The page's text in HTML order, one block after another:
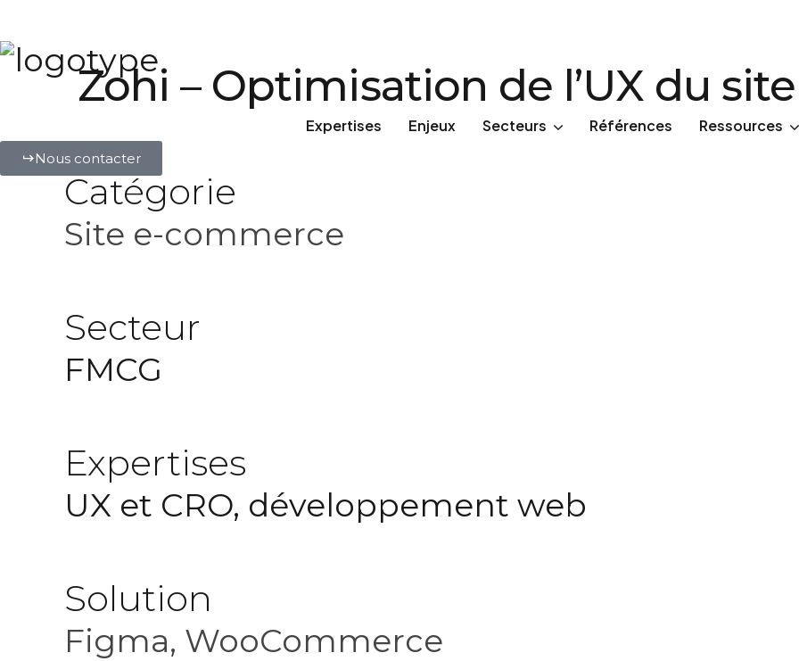
Expertises Enjeux Secteurs Références Ressources
Nous contacter
Zohi – Optimisation de l’UX du
Catégorie
Site e-commerce
Secteur
FMCG
Expertises
UX et CRO, développement web
Solution
Figma, WooCommerce